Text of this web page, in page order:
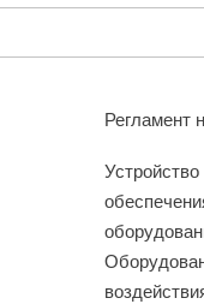
Регламент